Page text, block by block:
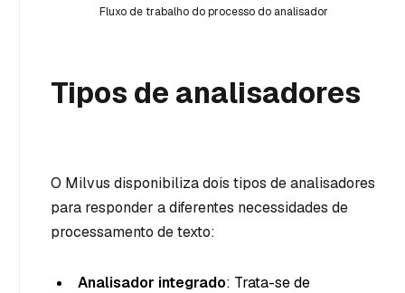
Fluxo de trabalho do processo do analisador
Tipos de analisadores
O Milvus disponibiliza dois tipos de analisadores
para responder a diferentes necessidades de
processamento de texto:
Analisador integrado: Trata-se de